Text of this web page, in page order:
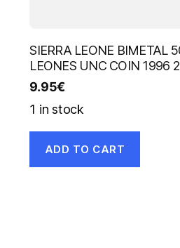
SIERRA LEONE BIMETAL
LEONES UNC COIN 1996
9.95€
1 in stock
ADD TO CART